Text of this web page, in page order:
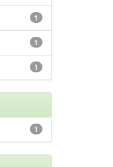
1
1
1
1